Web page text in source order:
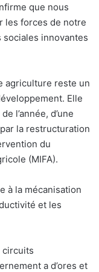
que nous
les forces de notre
innovantes
agriculture reste un
Elle
l’année, d’une
la restructuration
du
(MIFA).
à la mécanisation
et les
circuits
a d’ores et